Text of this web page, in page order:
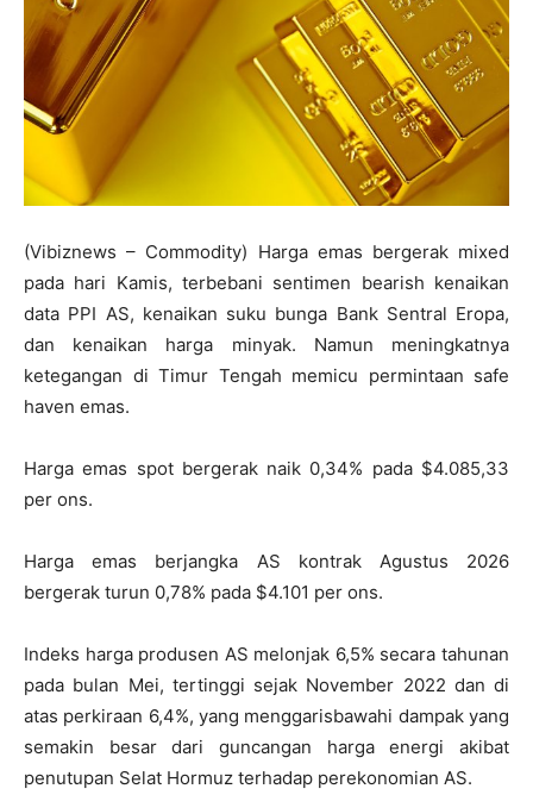
(Vibiznews – Commodity) Harga emas bergerak mixed
pada hari Kamis, terbebani sentimen bearish kenaikan
data PPI AS, kenaikan suku bunga Bank Sentral Eropa,
dan kenaikan harga minyak. Namun meningkatnya
ketegangan di Timur Tengah memicu permintaan safe
haven emas.
Harga emas spot bergerak naik 0,34% pada $4.085,33
per ons.
Harga emas berjangka AS kontrak Agustus 2026
bergerak turun 0,78% pada $4.101 per ons.
Indeks harga produsen AS melonjak 6,5% secara tahunan
pada bulan Mei, tertinggi sejak November 2022 dan di
atas perkiraan 6,4%, yang menggarisbawahi dampak yang
semakin besar dari guncangan harga energi akibat
penutupan Selat Hormuz terhadap perekonomian AS.